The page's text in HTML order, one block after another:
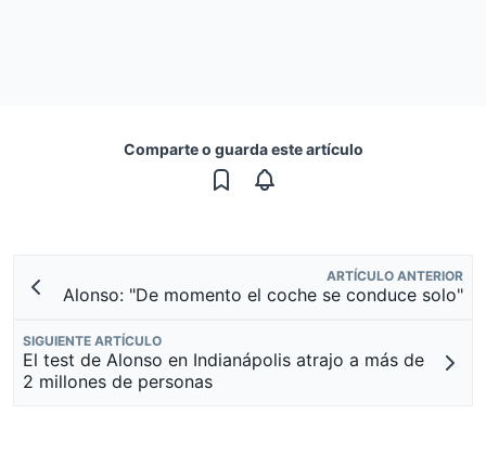
Comparte o guarda este artículo
ARTÍCULO ANTERIOR
Alonso: "De momento el coche se conduce solo"
SIGUIENTE ARTÍCULO
El test de Alonso en Indianápolis atrajo a más de
2 millones de personas